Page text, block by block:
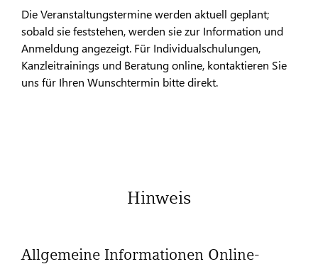
Die Veranstaltungstermine werden aktuell geplant;
sobald sie feststehen, werden sie zur Information und
Anmeldung angezeigt. Für Individualschulungen,
Kanzleitrainings und Beratung online, kontaktieren Sie
uns für Ihren Wunschtermin bitte direkt.
Hinweis
Allgemeine Informationen Online-